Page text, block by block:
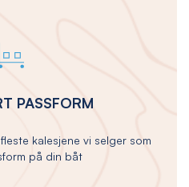
PASSFORM
kalesjene vi selger som
på din båt